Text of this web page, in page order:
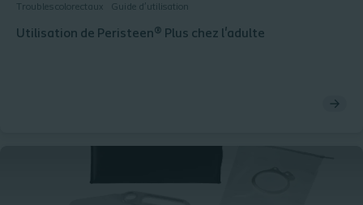
Troubles colorectaux Guide d’utilisation
Utilisation de Peristeen® Plus chez l'adulte